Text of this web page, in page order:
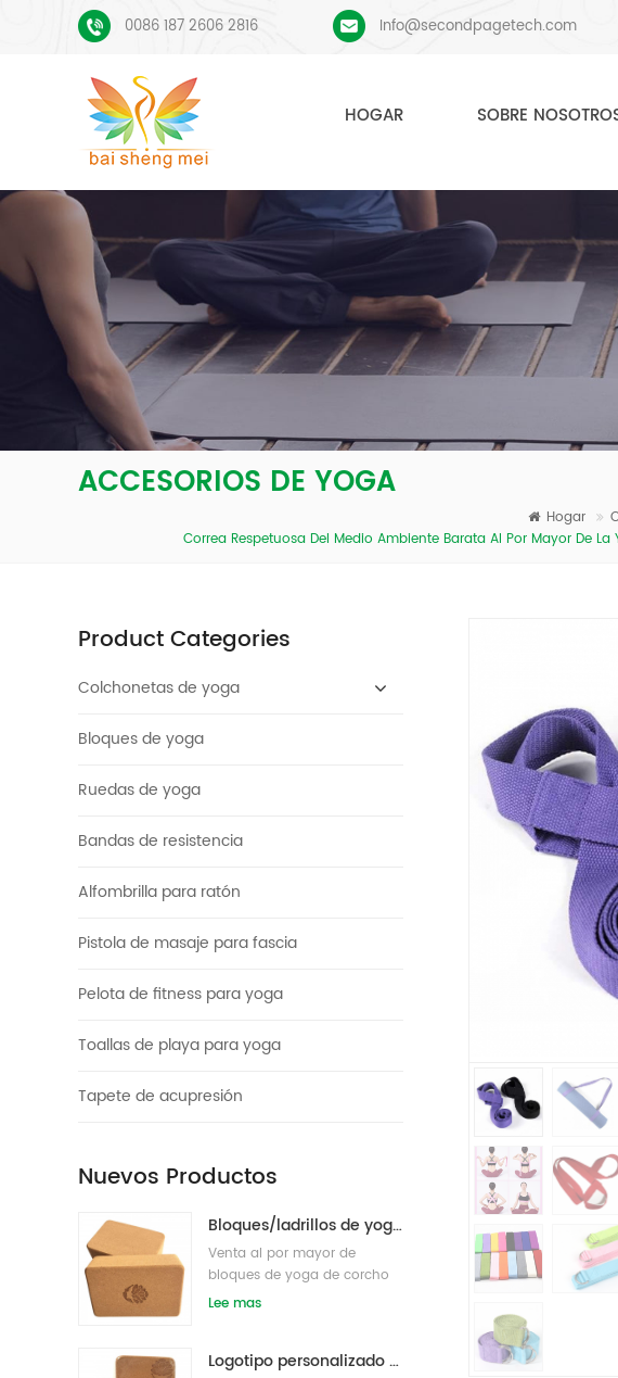
0086 187 2606 2816 Info@secondpagetech.com
HOGAR SOBRE
ACCESORIOS DE YOGA
Hogar
Correa Respetuosa Del Medio Ambiente Barata Al Por Mayor De
Product Categories
Colchonetas de yoga
Bloques de yoga
Ruedas de yoga
Bandas de resistencia
Alfombrilla para ratón
Pistola de masaje para fascia
Pelota de fitness para yoga
Toallas de playa para yoga
Tapete de acupresión
Nuevos Productos
Bloques/ladrillos de yoga de corcho natural ecológicos con impresión de logotipo al por mayor
Venta al por mayor de
bloques de yoga de corcho
de etiqueta privada
Lee mas
Logotipo personalizado que imprime bloques de yoga de corcho ecológicos para entrenamiento físico